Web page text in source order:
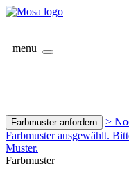
menu
Farbmuster anfordern
>
Farbmuster ausgewählt.
Muster.
Farbmuster